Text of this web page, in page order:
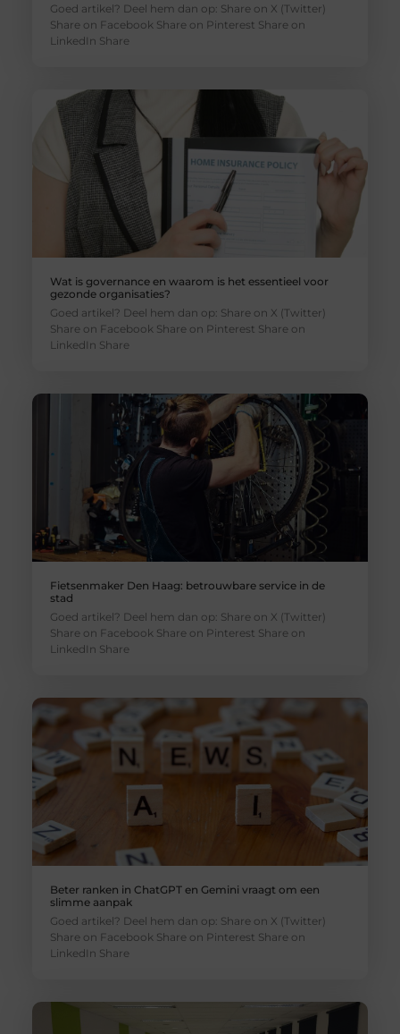
Goed artikel? Deel hem dan op: Share on X (Twitter)
Share on Facebook Share on Pinterest Share on
LinkedIn Share
Wat is governance en waarom is het essentieel voor
gezonde organisaties?
Goed artikel? Deel hem dan op: Share on X (Twitter)
Share on Facebook Share on Pinterest Share on
LinkedIn Share
Fietsenmaker Den Haag: betrouwbare service in de
stad
Goed artikel? Deel hem dan op: Share on X (Twitter)
Share on Facebook Share on Pinterest Share on
LinkedIn Share
Beter ranken in ChatGPT en Gemini vraagt om een
slimme aanpak
Goed artikel? Deel hem dan op: Share on X (Twitter)
Share on Facebook Share on Pinterest Share on
LinkedIn Share